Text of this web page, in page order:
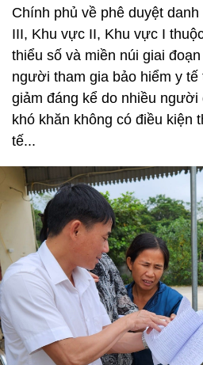
Chính phủ về phê duyệt
III, Khu vực II, Khu vực I
thiểu số và miền núi giai
người tham gia bảo hiểm y tế
giảm đáng kể do nhiều người
khó khăn không có điều kiện
tế...